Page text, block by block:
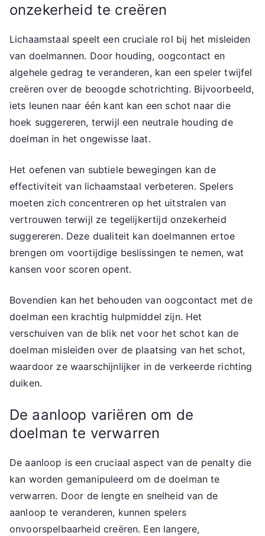
onzekerheid te creëren
Lichaamstaal speelt een cruciale rol bij het misleiden
van doelmannen. Door houding, oogcontact en
algehele gedrag te veranderen, kan een speler twijfel
creëren over de beoogde schotrichting. Bijvoorbeeld,
iets leunen naar één kant kan een schot naar die
hoek suggereren, terwijl een neutrale houding de
doelman in het ongewisse laat.
Het oefenen van subtiele bewegingen kan de
effectiviteit van lichaamstaal verbeteren. Spelers
moeten zich concentreren op het uitstralen van
vertrouwen terwijl ze tegelijkertijd onzekerheid
suggereren. Deze dualiteit kan doelmannen ertoe
brengen om voortijdige beslissingen te nemen, wat
kansen voor scoren opent.
Bovendien kan het behouden van oogcontact met de
doelman een krachtig hulpmiddel zijn. Het
verschuiven van de blik net voor het schot kan de
doelman misleiden over de plaatsing van het schot,
waardoor ze waarschijnlijker in de verkeerde richting
duiken.
De aanloop variëren om de
doelman te verwarren
De aanloop is een cruciaal aspect van de penalty die
kan worden gemanipuleerd om de doelman te
verwarren. Door de lengte en snelheid van de
aanloop te veranderen, kunnen spelers
onvoorspelbaarheid creëren. Een langere,